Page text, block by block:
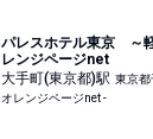
パレスホテル東京 ～
レンジページnet
大手町(東京都)駅 東京都
オレンジページnet -